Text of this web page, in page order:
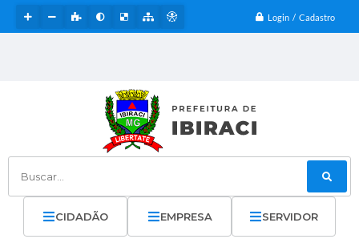
Login / Cadastro
Buscar...
CIDADÃO EMPRESA SERVIDOR